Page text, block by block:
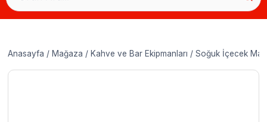
Anasayfa / Mağaza / Kahve ve Bar Ekipmanları / Soğuk İçecek